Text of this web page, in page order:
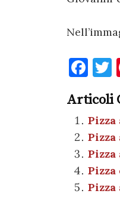
F
c
e
b
o
o
r
Articoli
Pizza